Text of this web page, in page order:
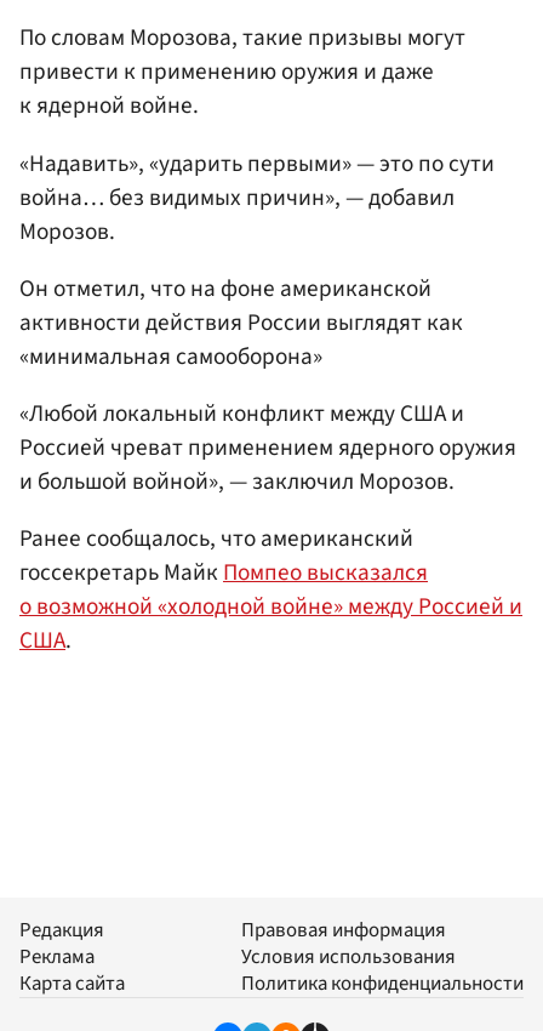
По словам Морозова, такие призывы могут
привести к применению оружия и даже
к ядерной войне.
«Надавить», «ударить первыми» — это по сути
война… без видимых причин», — добавил
Морозов.
Он отметил, что на фоне американской
активности действия России выглядят как
«минимальная самооборона»
«Любой локальный конфликт между США и
Россией чреват применением ядерного оружия
и большой войной», — заключил Морозов.
Ранее сообщалось, что американский
госсекретарь МайкПомпео высказался
о возможной «холодной войне» между Россией и
США.
Редакция
Реклама
Карта сайта
Правовая информация
Условия использования
Политика конфиденциальности